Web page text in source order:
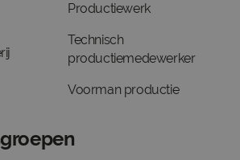
Productiewerk
Technisch
productiemedewerker
Voorman productie